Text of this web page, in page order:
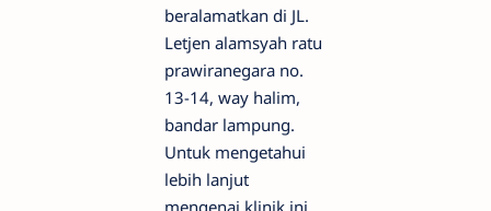
beralamatkan di JL.
Letjen alamsyah ratu
prawiranegara no.
13-14, way halim,
bandar lampung.
Untuk mengetahui
lebih lanjut
mengenai klinik ini